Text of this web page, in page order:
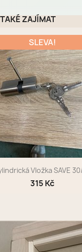
ZAJÍMAT
Vložka SAVE
315 Kč
SLEVA!